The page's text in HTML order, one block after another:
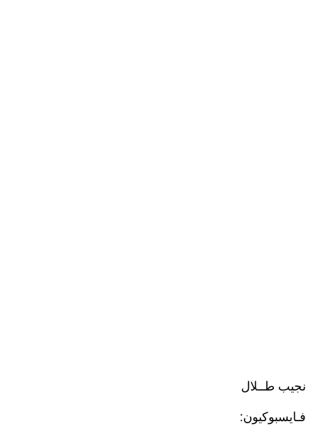
نجيب طــلال
فـايسبوكيون: